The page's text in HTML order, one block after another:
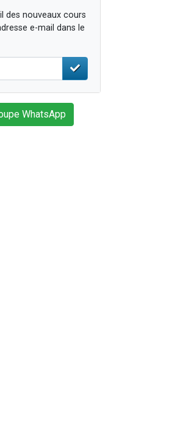
des nouveaux cours
e-mail dans le
WhatsApp